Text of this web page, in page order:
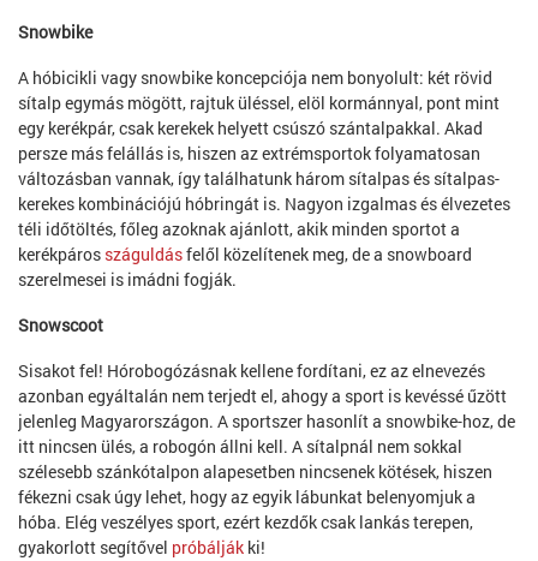
Snowbike
A hóbicikli vagy snowbike koncepciója nem bonyolult: két rövid
sítalp egymás mögött, rajtuk üléssel, elöl kormánnyal, pont mint
egy kerékpár, csak kerekek helyett csúszó szántalpakkal. Akad
persze más felállás is, hiszen az extrémsportok folyamatosan
változásban vannak, így találhatunk három sítalpas és sítalpas-
kerekes kombinációjú hóbringát is. Nagyon izgalmas és élvezetes
téli időtöltés, főleg azoknak ajánlott, akik minden sportot a
kerékpáros száguldásfelől közelítenek meg, de a snowboard
szerelmesei is imádni fogják.
Snowscoot
Sisakot fel! Hórobogózásnak kellene fordítani, ez az elnevezés
azonban egyáltalán nem terjedt el, ahogy a sport is kevéssé űzött
jelenleg Magyarországon. A sportszer hasonlít a snowbike-hoz, de
itt nincsen ülés, a robogón állni kell. A sítalpnál nem sokkal
szélesebb szánkótalpon alapesetben nincsenek kötések, hiszen
fékezni csak úgy lehet, hogy az egyik lábunkat belenyomjuk a
hóba. Elég veszélyes sport, ezért kezdők csak lankás terepen,
gyakorlott segítővel próbálják ki!